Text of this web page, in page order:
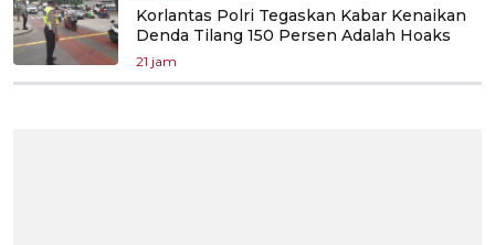
Korlantas Polri Tegaskan Kabar Kenaikan
Denda Tilang 150 Persen Adalah Hoaks
21 jam